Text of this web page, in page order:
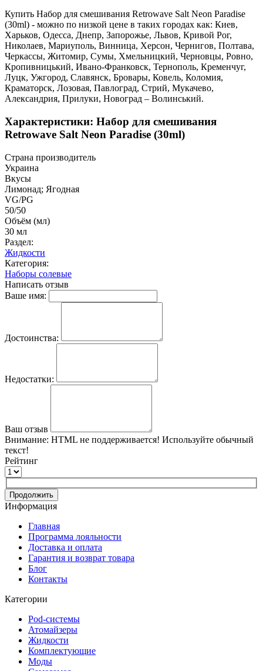
Купить Набор для смешивания Retrowave Salt Neon Paradise
(30ml) - можно по низкой цене в таких городах как: Киев,
Харьков, Одесса, Днепр, Запорожье, Львов, Кривой Рог,
Николаев, Мариуполь, Винница, Херсон, Чернигов, Полтава,
Черкассы, Житомир, Сумы, Хмельницкий, Черновцы, Ровно,
Кропивницький, Ивано-Франковск, Тернополь, Кременчуг,
Луцк, Ужгород, Славянск, Бровары, Ковель, Коломия,
Краматорск, Лозовая, Павлоград, Стрий, Мукачево,
Александрия, Прилуки, Новоград – Волинський.
Характеристики: Набор для смешивания
Retrowave Salt Neon Paradise (30ml)
Страна производитель
Украина
Вкусы
Лимонад; Ягодная
VG/PG
50/50
Объём (мл)
30 мл
Раздел:
Жидкости
Категория:
Наборы солевые
Написать отзыв
Ваше имя:
Достоинства:
Недостатки:
Ваш отзыв
Внимание: HTML не поддерживается! Используйте обычный
текст!
Рейтинг
Продолжить
Информация
Главная
Программа лояльности
Доставка и оплата
Гарантия и возврат товара
Блог
Контакты
Категории
Pod-системы
Атомайзеры
Жидкости
Комплектующие
Моды